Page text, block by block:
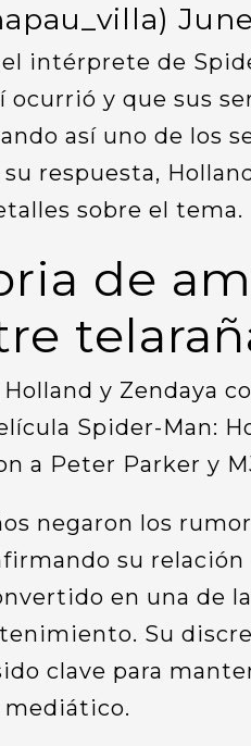
el intérprete de
ocurrió y que sus
así uno de los
respuesta,
sobre el tema.
de
y Zendaya
Spider-Man:
a Peter Parker y
negaron los
su relación
en una de
Su
clave para
mediático.